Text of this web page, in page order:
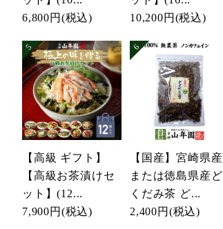
6,800円 (税込)
10,200円 (税込)
【高級 ギフト】
【高級お茶漬けセ
ット】(12...
7,900円 (税込)
【国産】宮崎県産
または徳島県産ど
くだみ茶 ど...
2,400円 (税込)